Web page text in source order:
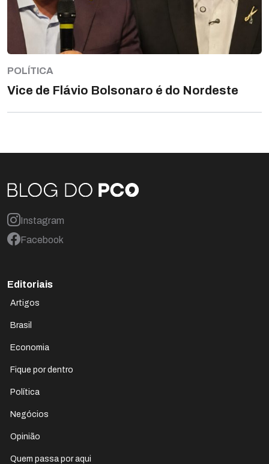
POLÍTICA
Vice de Flávio Bolsonaro é do Nordeste
Instagram
Facebook
Editoriais
Artigos
Brasil
Economia
Fique por dentro
Política
Negócios
Opinião
Quem passa por aqui